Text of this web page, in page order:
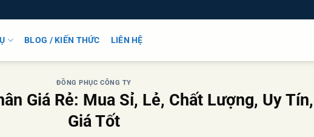
BLOG / KIẾN THỨC LIÊN HỆ
ĐỒNG PHỤC CÔNG TY
Giá Rẻ: Mua Sỉ, Lẻ, Chất Lượng, Uy Tín,
Giá Tốt